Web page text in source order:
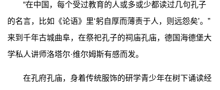
“在中国，每个受过教育的人或多或少都读过几句孔子
的名言，比如《论语》里‘躬自厚而薄责于人，则远怨矣’。”
来到千年古城曲阜，在祭祀孔子的祠庙孔庙，德国海德堡大
学私人讲师洛塔尔·维尔姆斯有感而发。
在孔府孔庙，身着传统服饰的研学青少年在树下诵读经